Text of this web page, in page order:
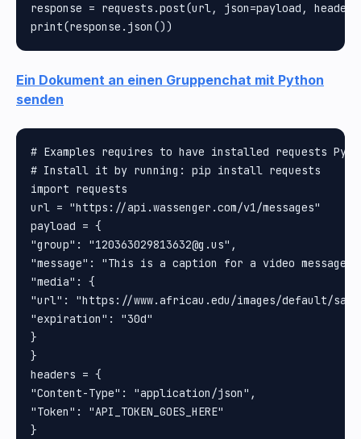
response = requests.post(url, json=payload,
Ein Dokument an einen Gruppenchat mit Python
senden
# Examples requires to have installed requests
# Install it by running: pip install requests
import requests
url = "https://api.wassenger.com/v1/messages"
payload = {
"group": "120363029813632@g.us",
"message": "This is a caption for a video
"media": {
"url": "https://www.africau.edu/images/default/
"expiration": "30d"
}
}
headers = {
"Content-Type": "application/json",
"Token": "API_TOKEN_GOES_HERE"
}